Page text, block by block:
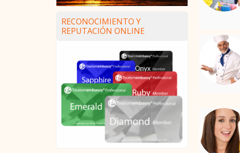
RECONOCIMIENTO Y
REPUTACIÓN ONLINE